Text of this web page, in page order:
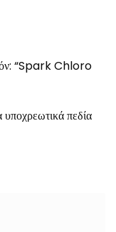
“Spark Chloro
υποχρεωτικά πεδία